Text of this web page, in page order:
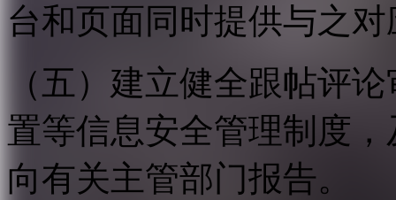
台和页面同时提供与之
（五）建立健全跟帖评
置等信息安全管理制度
向有关主管部门报告。